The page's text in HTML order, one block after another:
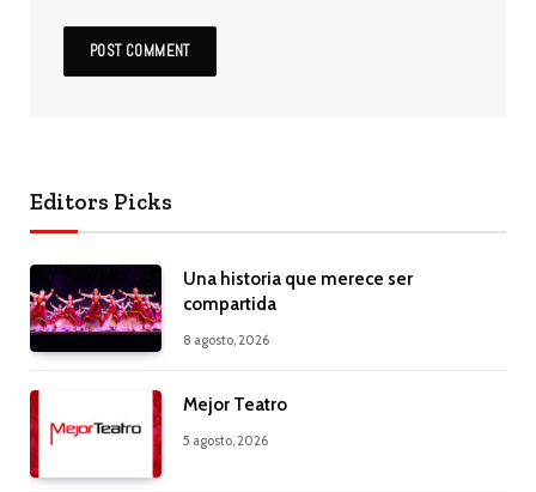
Editors Picks
Una historia que merece ser
compartida
8 agosto, 2026
Mejor Teatro
5 agosto, 2026